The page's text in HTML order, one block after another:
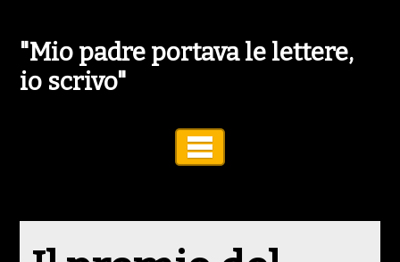
"Mio padre portava le lettere,
io scrivo"